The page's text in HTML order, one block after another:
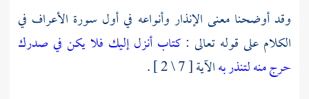
وقد أوضحنا معنى الإنذار وأنواعه في أول سورة الأعراف في
الكلام على قوله تعالى :كتاب أنزل إليك فلا يكن في صدرك
حرج منه لتنذر بهالآية [ 7 \ 2 ] .